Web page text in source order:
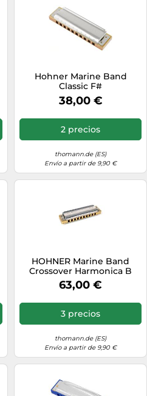
Hohner Marine Band
Classic F#
38,00 €
2 precios
thomann.de (ES)
Envío a partir de 9,90 €
HOHNER Marine Band
Crossover Harmonica B
63,00 €
3 precios
thomann.de (ES)
Envío a partir de 9,90 €